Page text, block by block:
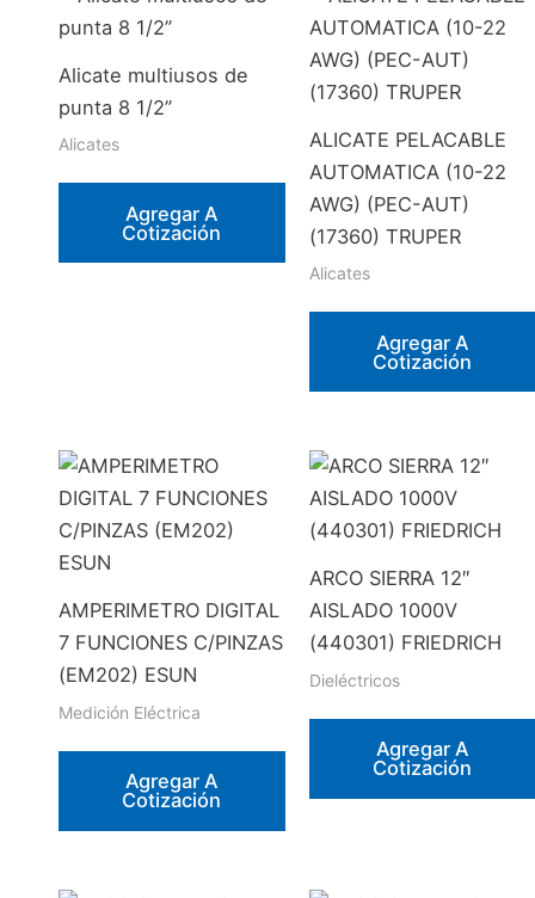
Alicate multiusos de
punta 8 1/2”
Alicates
Agregar A
Cotización
ALICATE PELACABLE
AUTOMATICA (10-22
AWG) (PEC-AUT)
(17360) TRUPER
Alicates
Agregar A
Cotización
AMPERIMETRO DIGITAL
7 FUNCIONES C/PINZAS
(EM202) ESUN
Medición Eléctrica
Agregar A
Cotización
ARCO SIERRA 12″
AISLADO 1000V
(440301) FRIEDRICH
Dieléctricos
Agregar A
Cotización